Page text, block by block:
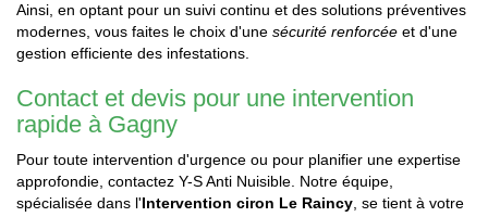
Ainsi, en optant pour un suivi continu et des solutions préventives
modernes, vous faites le choix d'une sécurité renforcée et d'une
gestion efficiente des infestations.
Contact et devis pour une intervention
rapide à Gagny
Pour toute intervention d'urgence ou pour planifier une expertise
approfondie, contactez Y-S Anti Nuisible. Notre équipe,
spécialisée dans l'Intervention ciron Le Raincy, se tient à votre